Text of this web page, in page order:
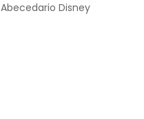
Abecedario Disney